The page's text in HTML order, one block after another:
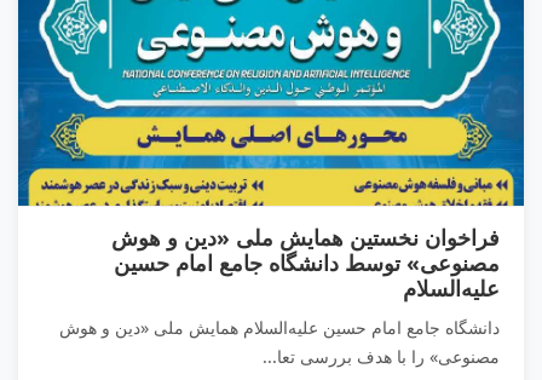
فراخوان نخستین همایش ملی «دین و هوش
مصنوعی» توسط دانشگاه جامع امام حسین
علیه‌السلام
دانشگاه جامع امام حسین علیه‌السلام همایش ملی «دین و هوش
مصنوعی» را با هدف بررسی تعا...